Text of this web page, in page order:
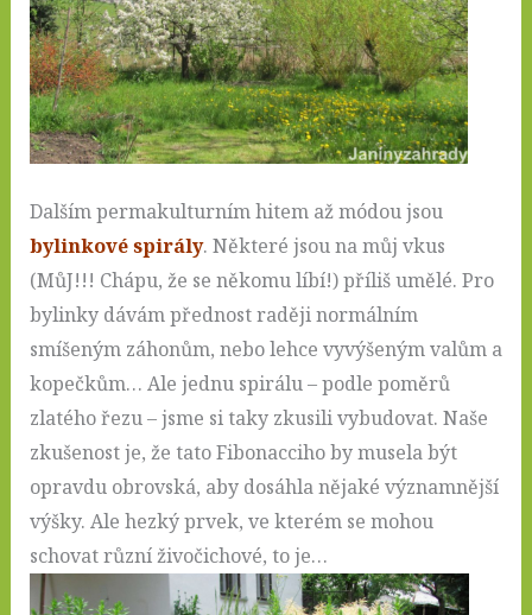
Dalším permakulturním hitem až módou jsou
bylinkové spirály. Některé jsou na můj vkus
(MůJ!!! Chápu, že se někomu líbí!) příliš umělé. Pro
bylinky dávám přednost raději normálním
smíšeným záhonům, nebo lehce vyvýšeným valům a
kopečkům… Ale jednu spirálu – podle poměrů
zlatého řezu – jsme si taky zkusili vybudovat. Naše
zkušenost je, že tato Fibonacciho by musela být
opravdu obrovská, aby dosáhla nějaké významnější
výšky. Ale hezký prvek, ve kterém se mohou
schovat různí živočichové, to je…